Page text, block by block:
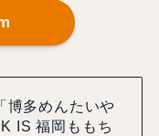
博多めんたいや
IS 福岡ももち